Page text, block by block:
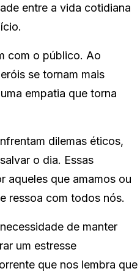
entre a vida cotidiana
com o público. Ao
se tornam mais
empatia que torna
dilemas éticos,
o dia. Essas
aqueles que amamos ou
ressoa com todos nós.
de manter
um estresse
que nos lembra que